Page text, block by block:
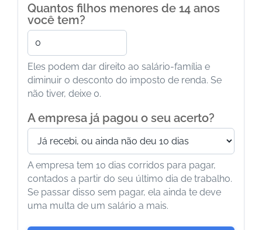
Quantos filhos menores de 14 anos
você tem?
Eles podem dar direito ao salário-família e
diminuir o desconto do imposto de renda. Se
não tiver, deixe 0.
A empresa já pagou o seu acerto?
A empresa tem 10 dias corridos para pagar,
contados a partir do seu último dia de trabalho.
Se passar disso sem pagar, ela ainda te deve
uma multa de um salário a mais.